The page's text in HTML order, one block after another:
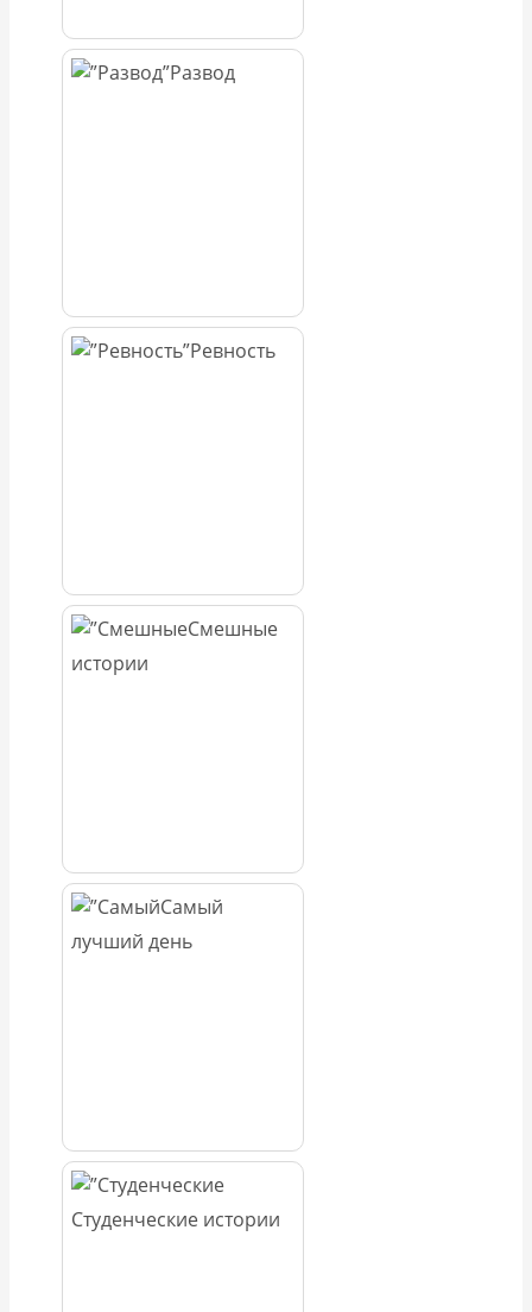
Развод
Ревность
Смешные
истории
Самый
лучший день
Студенческие истории